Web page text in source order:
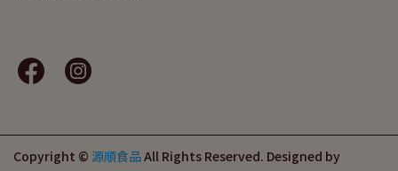
Copyright © 源順食品All Rights Reserved. Designed by